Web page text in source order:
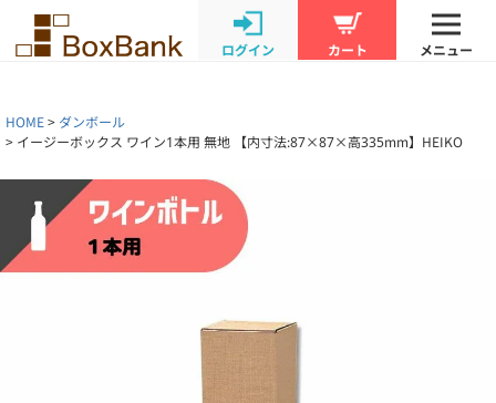
ログイン カート メニュー
HOME
ダンボール
イージーボックス ワイン1本用 無地 【内寸法:87×87×高335mm】HEIKO